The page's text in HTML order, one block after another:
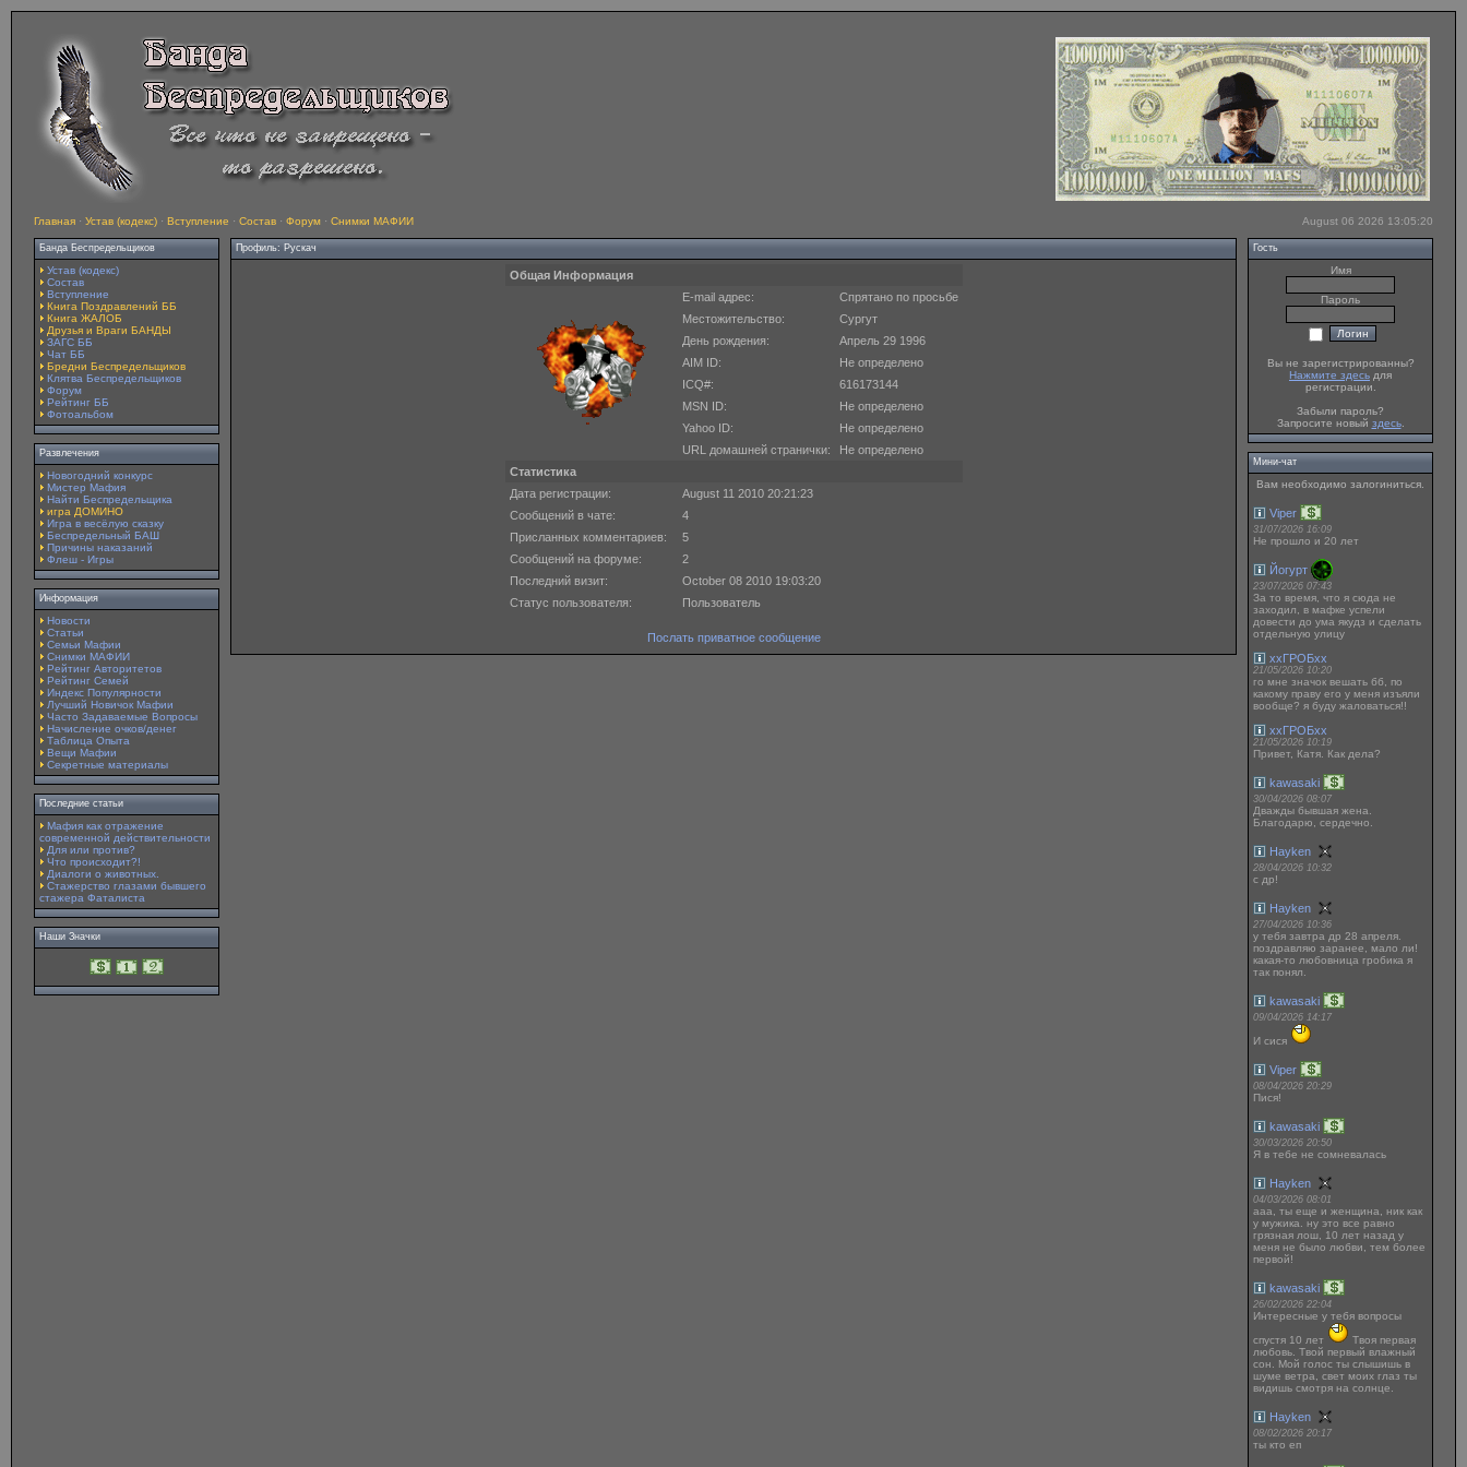
Главная · Устав (кодекс) · Вступление · Состав · Форум · Снимки МАФИИ August 06 2026 13:05:20
Банда Беспредельщиков
Устав (кодекс)
Состав
Вступление
Книга Поздравлений ББ
Книга ЖАЛОБ
Друзья и Враги БАНДЫ
ЗАГС ББ
Чат ББ
Бредни Беспредельщиков
Клятва Беспредельщиков
Форум
Рейтинг ББ
Фотоальбом
Развлечения
Новогодний конкурс
Мистер Мафия
Найти Беспредельщика
игра ДОМИНО
Игра в весёлую сказку
Беспредельный БАШ
Причины наказаний
Флеш - Игры
Информация
Новости
Статьи
Семьи Мафии
Снимки МАФИИ
Рейтинг Авторитетов
Рейтинг Семей
Индекс Популярности
Лучший Новичок Мафии
Часто Задаваемые Вопросы
Начисление очков/денег
Таблица Опыта
Вещи Мафии
Секретные материалы
Последние статьи
Мафия как отражение
современной действительности
Для или против?
Что происходит?!
Диалоги о животных.
Стажерство глазами бывшего
стажера Фаталиста
Наши Значки
Профиль: Рускач
Общая Информация
E-mail адрес:
Спрятано по просьбе
Местожительство:
Сургут
День рождения:
Апрель 29 1996
AIM ID:
Не определено
ICQ#:
616173144
MSN ID:
Не определено
Yahoo ID:
Не определено
URL домашней странички:
Не определено
Статистика
Дата регистрации:
August 11 2010 20:21:23
Сообщений в чате:
4
Присланных комментариев:
5
Сообщений на форуме:
2
Последний визит:
October 08 2010 19:03:20
Статус пользователя:
Пользователь
Послать приватное сообщение
Гость
Имя
Пароль
Вы не зарегистрированны?
Нажмите здесь для
регистрации.
Забыли пароль?
Запросите новый здесь.
Мини-чат
Вам необходимо залогиниться.
Viper
31/07/2026 16:09
Не прошло и 20 лет
Йогурт
23/07/2026 07:43
За то время, что я сюда не
заходил, в мафке успели
довести до ума якудз и сделать
отдельную улицу
ххГРОБхх
21/05/2026 10:20
го мне значок вешать бб, по
какому праву его у меня изъяли
вообще? я буду жаловаться!!
ххГРОБхх
21/05/2026 10:19
Привет, Катя. Как дела?
kawasaki
30/04/2026 08:07
Дважды бывшая жена.
Благодарю, сердечно.
Hayken
28/04/2026 10:32
с др!
Hayken
27/04/2026 10:36
у тебя завтра др 28 апреля.
поздравляю заранее, мало ли!
какая-то любовница гробика я
так понял.
kawasaki
09/04/2026 14:17
И сися
Viper
08/04/2026 20:29
Пися!
kawasaki
30/03/2026 20:50
Я в тебе не сомневалась
Hayken
04/03/2026 08:01
ааа, ты еще и женщина, ник как
у мужика. ну это все равно
грязная лош, 10 лет назад у
меня не было любви, тем более
первой!
kawasaki
26/02/2026 22:04
Интересные у тебя вопросы
спустя 10 лет
Твоя первая
любовь. Твой первый влажный
сон. Мой голос ты слышишь в
шуме ветра, свет моих глаз ты
видишь смотря на солнце.
Hayken
08/02/2026 20:17
ты кто еп